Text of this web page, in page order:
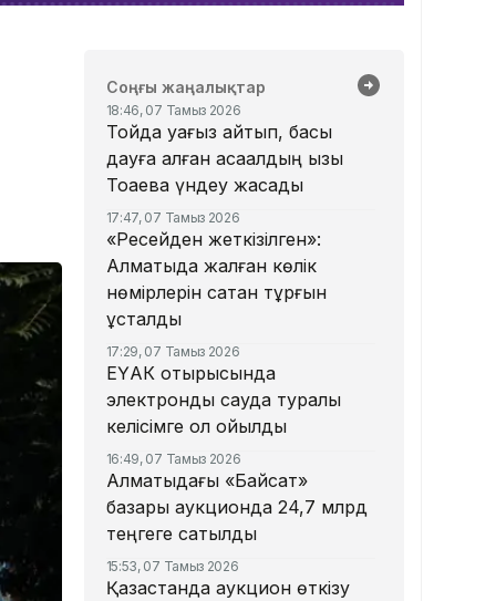
Соңғы жаңалықтар
18:46, 07 Тамыз 2026
Тойда уағыз айтып, басы
дауға қалған ақсақалдың қызы
Тоқаевқа үндеу жасады
17:47, 07 Тамыз 2026
«Ресейден жеткізілген»:
Алматыда жалған көлік
нөмірлерін сатқан тұрғын
ұсталды
17:29, 07 Тамыз 2026
ЕҮАК отырысында
электрондық сауда туралы
келісімге қол қойылды
16:49, 07 Тамыз 2026
Алматыдағы «Байсат»
базары аукционда 24,7 млрд
теңгеге сатылды
15:53, 07 Тамыз 2026
Қазақстанда аукцион өткізу